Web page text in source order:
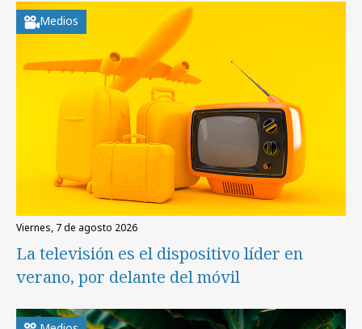
Medios
viernes, 7 de agosto 2026
La televisión es el dispositivo líder en
verano, por delante del móvil